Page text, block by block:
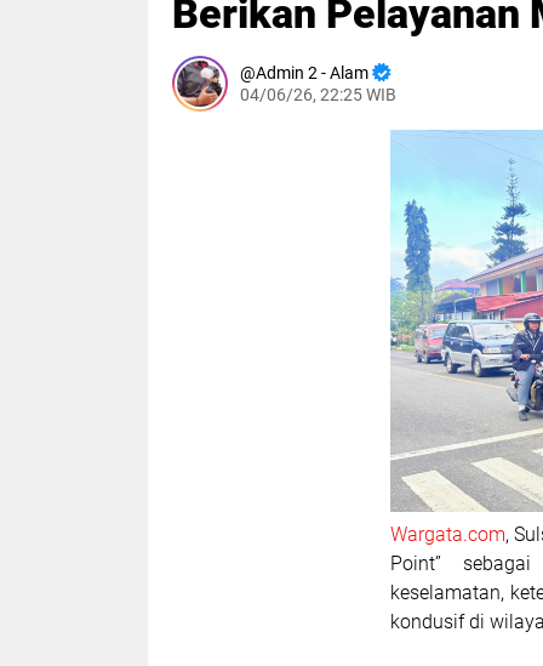
Berikan Pelayanan
Admin 2 - Alam
04/06/26, 22:25 WIB
Wargata.com,
Point”
keselamatan,
kondusif di